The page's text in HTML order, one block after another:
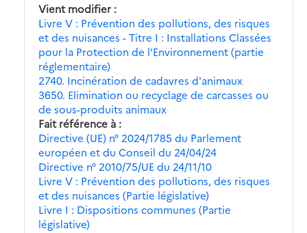
Vient modifier
Livre V : Prévention des pollutions, des risques
et des nuisances - Titre I : Installations Classées
pour la Protection de l’Environnement (partie
réglementaire)
2740. Incinération de cadavres d'animaux
3650. Elimination ou recyclage de carcasses ou
de sous-produits animaux
Fait référence à
Directive (UE) n° 2024/1785 du Parlement
européen et du Conseil du 24/04/24
Directive n° 2010/75/UE du 24/11/10
Livre V : Prévention des pollutions, des risques
et des nuisances (Partie législative)
Livre I : Dispositions communes (Partie
législative)